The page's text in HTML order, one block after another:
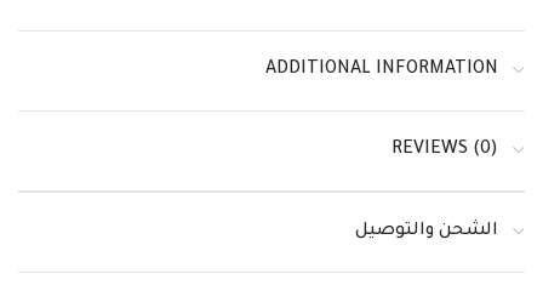
ADDITIONAL INFORMATION
REVIEWS (0)
الشحن والتوصيل